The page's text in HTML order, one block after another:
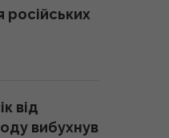
російських
від
вибухнув